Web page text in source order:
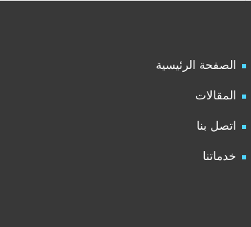
الصفحة الرئيسية
المقالات
اتصل بنا
خدماتنا